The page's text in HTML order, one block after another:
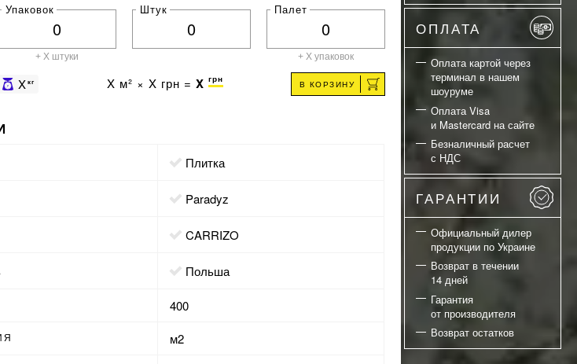
Упаковок
+ X штуки
Штук Палет
+ X упаковок
X кг X м² × X грн = X грн В КОРЗИНУ
Плитка
Paradyz
CARRIZO
Польша
400
м2
ОПЛАТА
Оплата картой через
терминал в нашем
шоуруме
Оплата Visa
и Mastercard на сайте
Безналичный расчет
с НДС
ГАРАНТИИ
Официальный дилер
продукции по Украине
Возврат в течении
14 дней
Гарантия
от производителя
Возврат остатков